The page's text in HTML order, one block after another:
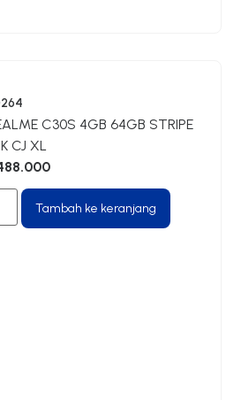
C30S 4GB 64GB STRIPE
CJ XL
Tambah ke keranjang